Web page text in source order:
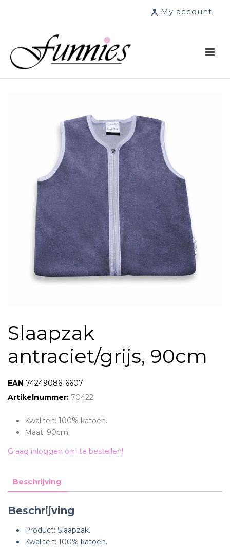
My account
Slaapzak
antraciet/grijs, 90cm
EAN: 7424908616607
Artikelnummer: 70422
Kwaliteit: 100% katoen.
Maat: 90cm.
Graag inloggen om te bestellen!
Beschrijving
Beschrijving
Product: Slaapzak.
Kwaliteit: 100% katoen.